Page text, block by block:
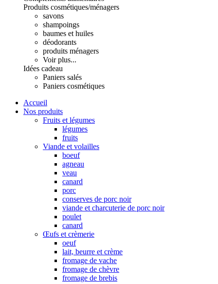
Produits cosmétiques/ménagers
savons
shampoings
baumes et huiles
déodorants
produits ménagers
Voir plus...
Idées cadeau
Paniers salés
Paniers cosmétiques
Accueil
Nos produits
Fruits et légumes
légumes
fruits
Viande et volailles
boeuf
agneau
veau
canard
porc
conserves de porc noir
viande et charcuterie de porc noir
poulet
canard
Œufs et crèmerie
oeuf
lait, beurre et crème
fromage de vache
fromage de chèvre
fromage de brebis